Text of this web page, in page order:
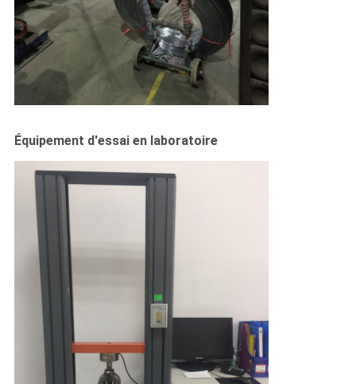
Équipement d'essai en laboratoire